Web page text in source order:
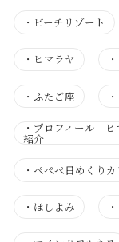
・ ビーチリゾート
・ ヒマラヤ ・
・ ふたご座 ・
・ プロフィール
紹介
・ ぺぺぺ日めくりカ
・ ほしよみ ・